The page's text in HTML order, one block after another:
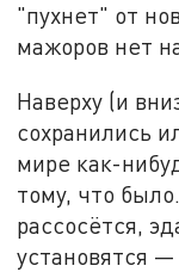
"пухнет" от
мажоров нет
Наверху (и
сохранились
мире как-
тому, что
рассосётся,
установятся